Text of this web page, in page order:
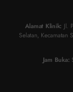
Alamat Klinik: Jl.
Selatan, Kecamatan
Jam Buka: